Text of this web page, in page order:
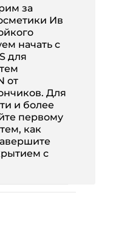
за
Ив
начать с
для
от
Для
и более
первому
как
с